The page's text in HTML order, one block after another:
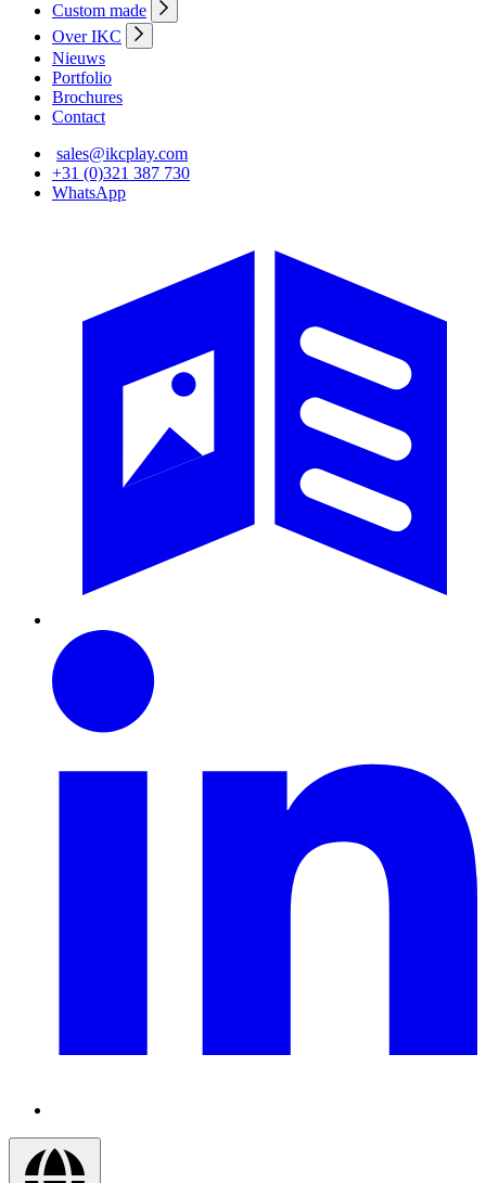
Custom made
Over IKC
Nieuws
Portfolio
Brochures
Contact
sales@ikcplay.com
+31 (0)321 387 730
WhatsApp